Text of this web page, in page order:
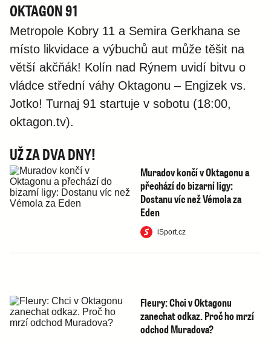
OKTAGON 91
Metropole Kobry 11 a Semira Gerkhana se
místo likvidace a výbuchů aut může těšit na
větší akčňák! Kolín nad Rýnem uvidí bitvu o
vládce střední váhy Oktagonu – Engizek vs.
Jotko! Turnaj 91 startuje v sobotu (18:00,
oktagon.tv).
UŽ ZA DVA DNY!
Muradov končí v Oktagonu a
přechází do bizarní ligy:
Dostanu víc než Vémola za
Eden
iSport.cz
Fleury: Chci v Oktagonu
zanechat odkaz. Proč ho mrzí
odchod Muradova?